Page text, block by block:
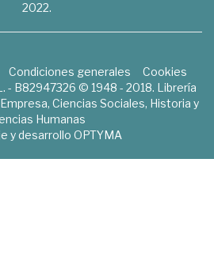
2022.
Condiciones generales
Cookies
- B82947326 © 1948 - 2018. Librería
Ciencias Sociales, Historia y
Humanas
y desarrollo OPTYMA